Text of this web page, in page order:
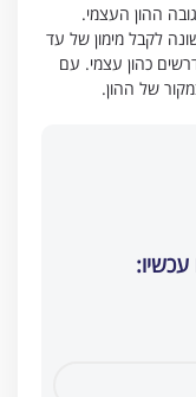
ההון העצמי.
לקבל מימון של עד
כאשר לפחות 25 אחוז נדרשים כהון עצמי. עם
של ההון.
עכשיו: